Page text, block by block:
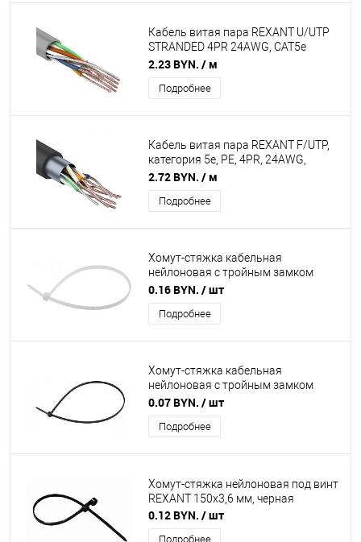
Кабель витая пара REXANT U/UTP
STRANDED 4PR 24AWG, CAT5e
внутренний, многожильный, серый,
305 м
2.23 BYN. / м
Подробнее
Кабель витая пара REXANT F/UTP,
категория 5e, PE, 4PR, 24AWG,
внешний, черный, 305 м (барабан)
2.72 BYN. / м
Подробнее
Хомут-стяжка кабельная
нейлоновая с тройным замком
REXANT 250x3,6 мм, белая
0.16 BYN. / шт
Подробнее
Хомут-стяжка кабельная
нейлоновая с тройным замком
REXANT 200x3,6 мм, черная
0.07 BYN. / шт
Подробнее
Хомут-стяжкa нейлоновая под винт
REXANT 150x3,6 мм, черная
0.12 BYN. / шт
Подробнее